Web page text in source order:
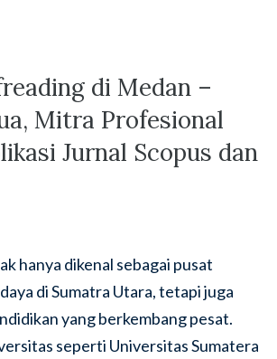
di Medan –
Mitra Profesional
Jurnal Scopus dan
hanya dikenal sebagai pusat
di Sumatra Utara, tetapi juga
yang berkembang pesat.
seperti Universitas Sumatera